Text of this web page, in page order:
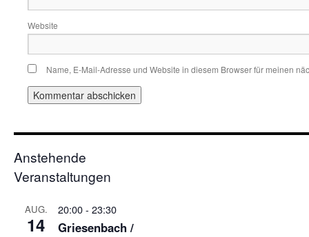
Website
Name, E-Mail-Adresse und Website in diesem Browser für meinen
Anstehende
Veranstaltungen
AUG.
14
20:00- 23:30
Griesenbach /